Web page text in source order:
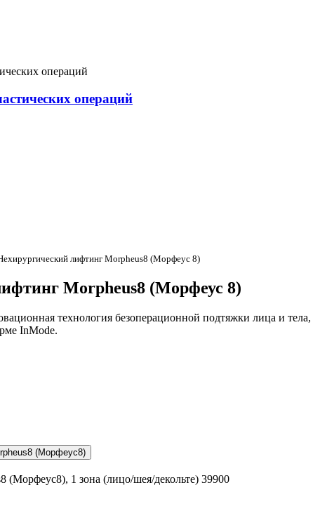
операций
лифтинг Morpheus8 (Морфеус 8)
Morpheus8 (Морфеус 8)
технология безоперационной подтяжки лица и
InMode.
(Морфеус8)
(Морфеус8), 1 зона (лицо/шея/декольте) 39900